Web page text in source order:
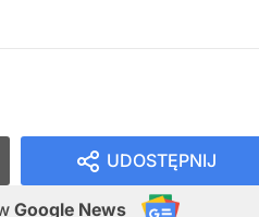
UDOSTĘPNIJ
Google News